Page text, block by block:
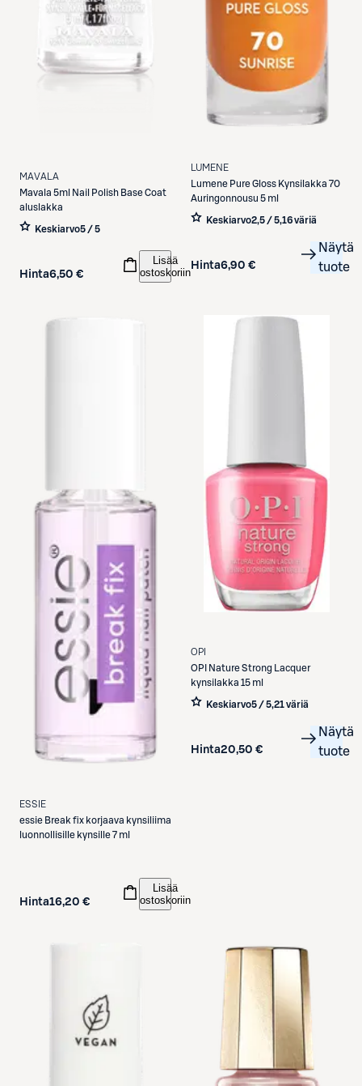
MAVALA
Mavala 5ml Nail Polish Base Coat
aluslakka
Keskiarvo5 / 5
Hinta6,50 €
Lisää
ostoskoriin
LUMENE
Lumene Pure Gloss Kynsilakka 70
Auringonnousu 5 ml
Keskiarvo2,5 / 5,16 väriä
Hinta6,90 €
Näytä
tuote
ESSIE
essie Break fix korjaava kynsiliima
luonnollisille kynsille 7 ml
Hinta16,20 €
Lisää
ostoskoriin
OPI
OPI
Nature Strong Lacquer
kynsilakka 15 ml
Keskiarvo5 / 5,21 väriä
Hinta20,50 €
Näytä
tuote